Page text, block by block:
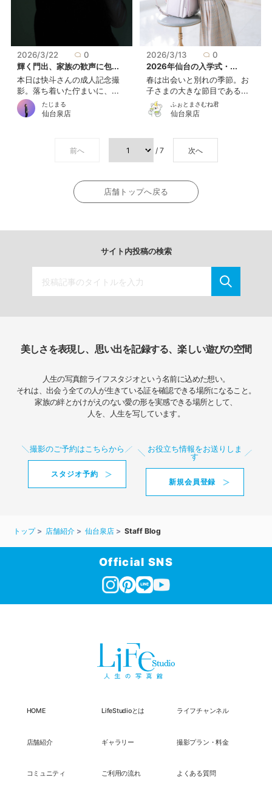
2026/3/22
0
輝く門出、家族の歓声に包...
本日は快斗さんの成人記念撮
影。落ち着いた佇まいに、...
たじまる
仙台泉店
2026/3/13
0
2026年仙台の入学式・...
春は出会いと別れの季節。お
子さまの大きな節目である...
ふぉとまさむね君
仙台泉店
前へ / 7 次へ
店舗トップへ戻る
サイト内投稿の検索
美しさを表現し、思い出を記録する、楽しい遊びの空間
人生の写真館ライフスタジオという名前に込めた想い。
それは、出会う全ての人が生きている証を確認できる場所になること。
家族の絆とかけがえのない愛の形を実感できる場所として、
人を、人生を写しています。
撮影のご予約はこちらから
スタジオ予約
お役立ち情報をお送りしま
す
新規会員登録
トップ 店舗紹介 仙台泉店 Staff Blog
Official SNS
HOME LifeStudioとは ライフチャンネル
店舗紹介 ギャラリー 撮影プラン・料金
コミュニティ ご利用の流れ よくある質問